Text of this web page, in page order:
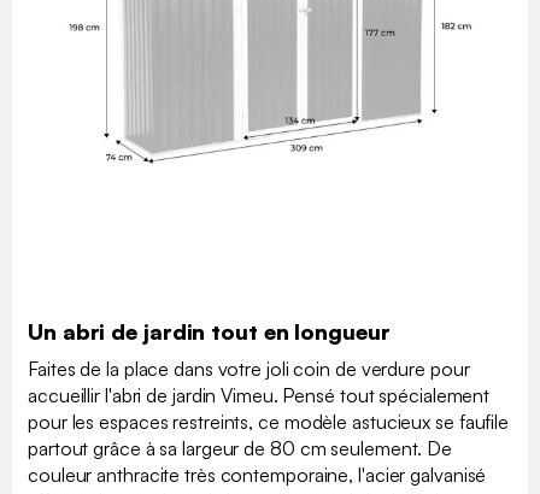
Un abri de jardin tout en longueur
Faites de la place dans votre joli coin de verdure pour
accueillir l'abri de jardin Vimeu. Pensé tout spécialement
pour les espaces restreints, ce modèle astucieux se faufile
partout grâce à sa largeur de 80 cm seulement. De
couleur anthracite très contemporaine, l'acier galvanisé